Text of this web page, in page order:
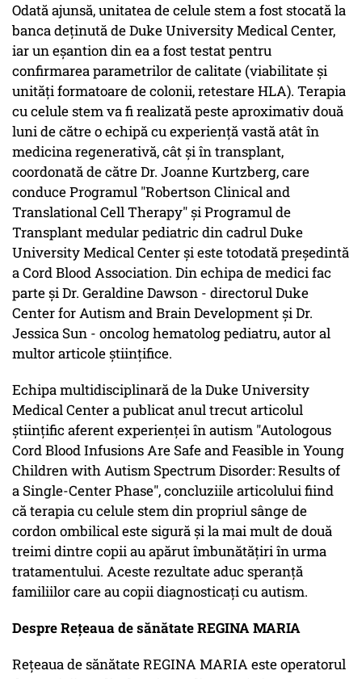
Odată ajunsă, unitatea de celule stem a fost stocată la
banca deținută de Duke University Medical Center,
iar un eșantion din ea a fost testat pentru
confirmarea parametrilor de calitate (viabilitate și
unități formatoare de colonii, retestare HLA). Terapia
cu celule stem va fi realizată peste aproximativ două
luni de către o echipă cu experiență vastă atât în
medicina regenerativă, cât și în transplant,
coordonată de către Dr. Joanne Kurtzberg, care
conduce Programul "Robertson Clinical and
Translational Cell Therapy" și Programul de
Transplant medular pediatric din cadrul Duke
University Medical Center și este totodată președintă
a Cord Blood Association. Din echipa de medici fac
parte și Dr. Geraldine Dawson - directorul Duke
Center for Autism and Brain Development și Dr.
Jessica Sun - oncolog hematolog pediatru, autor al
multor articole științifice.
Echipa multidisciplinară de la Duke University
Medical Center a publicat anul trecut articolul
științific aferent experienței în autism "Autologous
Cord Blood Infusions Are Safe and Feasible in Young
Children with Autism Spectrum Disorder: Results of
a Single-Center Phase", concluziile articolului fiind
că terapia cu celule stem din propriul sânge de
cordon ombilical este sigură și la mai mult de două
treimi dintre copii au apărut îmbunătăţiri în urma
tratamentului. Aceste rezultate aduc speranță
familiilor care au copii diagnosticați cu autism.
Despre Rețeaua de sănătate REGINA MARIA
Reţeaua de sănătate REGINA MARIA este operatorul